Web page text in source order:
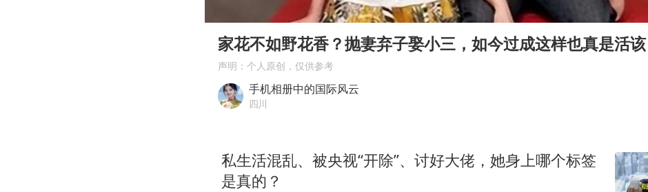
全民健身事业高质量发展
WTT瑞典大满贯女单签表出炉
36岁男演员成景区NPC后人气爆棚
家花不如野花香？抛妻弃子娶小三，如今过成这样也真是活该
声明：个人原创，仅供参考
手机相册中的国际风云
四川
私生活混乱、被央视“开除”、讨好大佬，她身上哪个标签
是真的？